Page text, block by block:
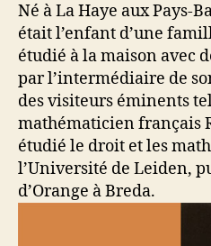
Né à La Haye aux Pays-
était l’enfant d’une
étudié à la maison avec
par l’intermédiaire de
des visiteurs éminents
mathématicien français
étudié le droit et les
l’Université de Leiden,
d’Orange à Breda.